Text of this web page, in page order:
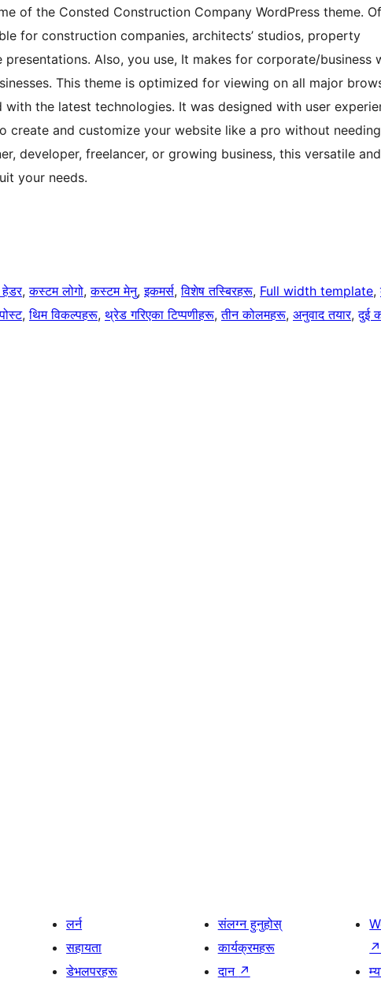
of the Consted Construction Company WordPress theme.
for construction companies, architects’ studios, property
Also, you use, It makes for corporate/business
This theme is optimized for viewing on all major
the latest technologies. It was designed with user
create and customize your website like a pro without
developer, freelancer, or growing business, this versatile
your needs.
, कस्टम लोगो, कस्टम मेनु, इकमर्स, विशेष तस्बिरहरू, Full width template,
, थिम विकल्पहरू, थ्रेड गरिएका टिप्पणीहरू, तीन कोलमहरू, अनुवाद तयार, दुई
लर्न
सहायता
डेभलपरहरू
संलग्न हुनुहोस्
कार्यक्रमहरू
दान ↗
↗